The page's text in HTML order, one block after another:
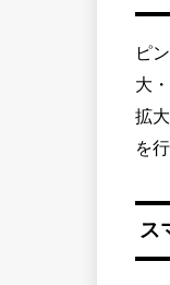
ピ
大
拡
を
ス